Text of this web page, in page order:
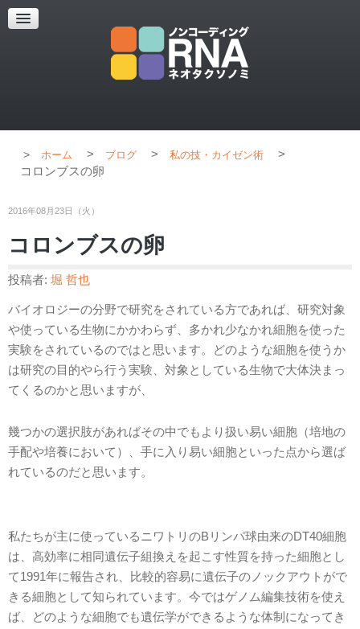
超解像顕微鏡
超解像顕微鏡の紹介
ホーム > ブログ > 私の技・カイゼン術
>
コロンブスの卵
2016年08月23日（火）
コロンブスの卵
投稿者: 堀 哲也
バイオロジーの分野で研究をされている方であれば、研究対象
や使っている生物にかかわらず、多かれ少なかれ細胞を使った
実験をされているのではと思います。どのような細胞を使うか
は研究の目的やら行う実験、対象としている生物で大体決まっ
てくるのかと思いますが、
幾つかの選択肢があればその中でもより扱い易い細胞（培地の
手配や培養において）、手に入り易い細胞といった点から選ば
れているのだと思います。
私たちが主に使っているニワトリのBリンパ球由来のDT40細胞
は、高効率に相同遺伝子組換えを起こす性質を持った細胞とし
て1991年に報告され、比較的容易に遺伝子のノックアウトがで
きる細胞として知られています。今ではゲノム編集技術を使え
ば、どのような細胞でも遺伝学ができるような体制になってき